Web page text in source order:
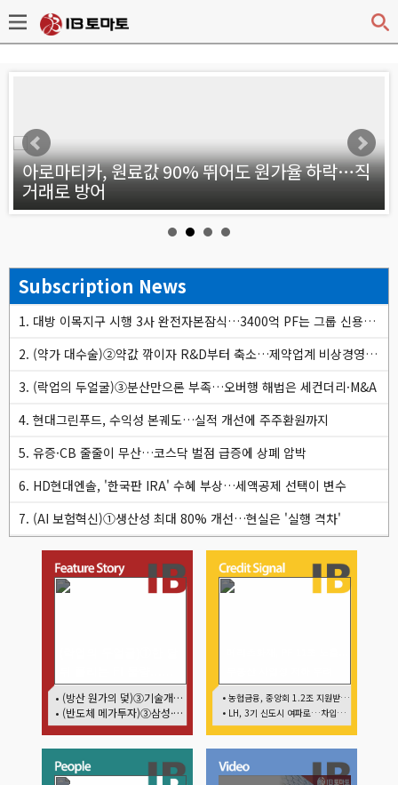
아로마티카, 원료값 90% 뛰어도 원가율 하락…직
거래로 방어
Subscription News
1. 대방 이목지구 시행 3사 완전자본잠식…3400억 PF는 그룹 신용으로
2. (약가 대수술)②약값 깎이자 R&D부터 축소…제약업계 비상경영 돌입
3. (락업의 두얼굴)③분산만으론 부족…오버행 해법은 세컨더리·M&A
4. 현대그린푸드, 수익성 본궤도…실적 개선에 주주환원까지
5. 유증·CB 줄줄이 무산…코스닥 벌점 급증에 상폐 압박
6. HD현대엔솔, '한국판 IRA' 수혜 부상…세액공제 선택이 변수
7. (AI 보험혁신)①생산성 최대 80% 개선…현실은 '실행 격차'
내기주 오버행 경계
• (방산 원가의 덫)③기술개발까진 지원…수출은 각자도생
• (반도체 메가투자)③삼성·SK, 호남 동시 출격…인력·협력사 쟁탈전
• 농협금융, 중앙회 1.2조 지원받아 생산적금융 확대
• LH, 3기 신도시 여파로…차입금 109조까지 확대